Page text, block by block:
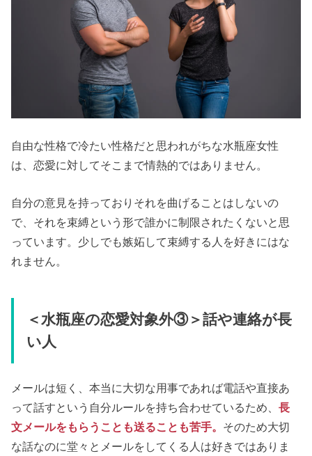
自由な性格で冷たい性格だと思われがちな水瓶座女性
は、恋愛に対してそこまで情熱的ではありません。
自分の意見を持っておりそれを曲げることはしないの
で、それを束縛という形で誰かに制限されたくないと思
っています。少しでも嫉妬して束縛する人を好きにはな
れません。
＜水瓶座の恋愛対象外③＞話や連絡が長
い人
メールは短く、本当に大切な用事であれば電話や直接あ
って話すという自分ルールを持ち合わせているため、長
文メールをもらうことも送ることも苦手。 そのため大切
な話なのに堂々とメールをしてくる人は好きではありま